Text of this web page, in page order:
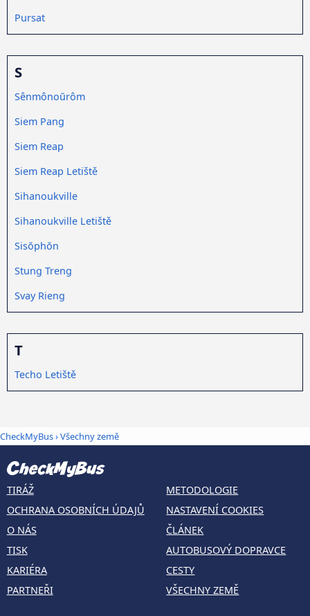
Pursat
S
Sênmônoŭrôm
Siem Pang
Siem Reap
Siem Reap Letiště
Sihanoukville
Sihanoukville Letiště
Sisŏphŏn
Stung Treng
Svay Rieng
T
Techo Letiště
CheckMyBus›Všechny země
TIRÁŽ
OCHRANA OSOBNÍCH ÚDAJŮ
O NÁS
TISK
KARIÉRA
PARTNEŘI
METODOLOGIE
NASTAVENÍ COOKIES
ČLÁNEK
AUTOBUSOVÝ DOPRAVCE
CESTY
VŠECHNY ZEMĚ